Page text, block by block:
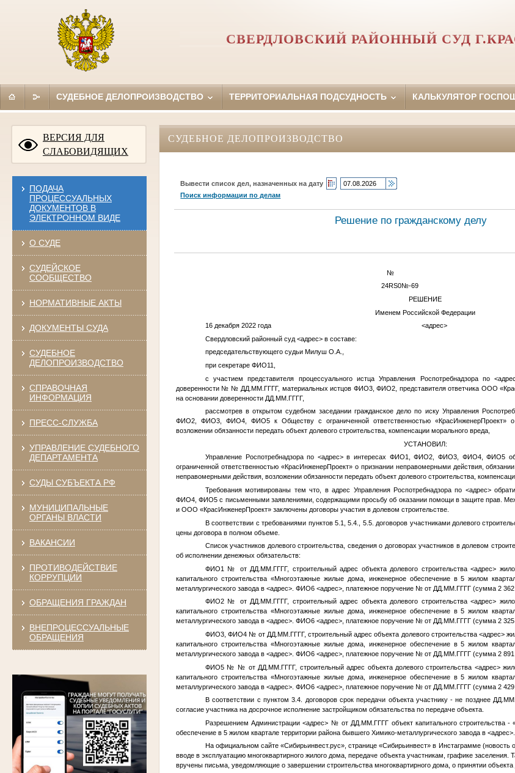
СВЕРДЛОВСКИЙ РАЙОННЫЙ СУД
СУДЕБНОЕ ДЕЛОПРОИЗВОДСТВО ТЕРРИТОРИАЛЬНАЯ ПОДСУДНОСТЬ КАЛЬКУЛЯТОР
ВЕРСИЯ ДЛЯ
СЛАБОВИДЯЩИХ
ПОДАЧА
ПРОЦЕССУАЛЬНЫХ
ДОКУМЕНТОВ В
ЭЛЕКТРОННОМ ВИДЕ
О СУДЕ
СУДЕЙСКОЕ
СООБЩЕСТВО
НОРМАТИВНЫЕ АКТЫ
ДОКУМЕНТЫ СУДА
СУДЕБНОЕ
ДЕЛОПРОИЗВОДСТВО
СПРАВОЧНАЯ
ИНФОРМАЦИЯ
ПРЕСС-СЛУЖБА
УПРАВЛЕНИЕ СУДЕБНОГО
ДЕПАРТАМЕНТА
СУДЫ СУБЪЕКТА РФ
МУНИЦИПАЛЬНЫЕ
ОРГАНЫ ВЛАСТИ
ВАКАНСИИ
ПРОТИВОДЕЙСТВИЕ
КОРРУПЦИИ
ОБРАЩЕНИЯ ГРАЖДАН
ВНЕПРОЦЕССУАЛЬНЫЕ
ОБРАЩЕНИЯ
СУДЕБНОЕ ДЕЛОПРОИЗВОДСТВО
Вывести список дел, назначенных на дату
Поиск информации по делам
Решение по гражданскому делу
№
24RS0№-69
РЕШЕНИЕ
Именем Российской Федерации
16 декабря 2022 года <адрес>
Свердловский районный суд <адрес>в составе:
председательствующего судьи Милуш О.А.,
при секретаре ФИО11
с участием представителя процессуального истца Управления Роспотребнадзора по
доверенности № № ДД.ММ.ГГГГ, материальных истцов ФИО3,ФИО2 , представителя ответчика ООО
на основании доверенности ДД.ММ.ГГГГ,
рассмотрев в открытом судебном заседании гражданское дело по иску Управления
ФИО2, ФИО3, ФИО4 ,ФИО5 к Обществу с ограниченной ответственностью «КрасИнженерПроект»
возложении обязанности передать объект долевого строительства, компенсации морального вреда,
УСТАНОВИЛ:
Управление Роспотребнадзора по <адрес>в интересах ФИО1 ,ФИО2 ФИО3, ФИО4,ФИО5
ограниченной ответственностью «КрасИнженерПроект» о признании неправомерными действия,
неправомерными действия, возложении обязанности передать объект долевого строительства,
Требования мотивированы тем что, в адрес Управления Роспотребнадзора по <адрес>
ФИО4,ФИО5 с письменными заявлениями, содержащими просьбу об оказании помощи в защите прав.
и ООО «КрасИнженерПроект» заключены договоры участия в долевом строительстве.
В соответствии с требованиями пунктов 5.1, 5.4., 5.5. договоров участниками долевого
цены договора в полном объеме.
Список участников долевого строительства, сведения о договорах участников в долевом
об исполнении денежных обязательств:
ФИО1
№ от ДД.ММ.ГГГГ, строительный адрес объекта долевого строительства<адрес>
капитального строительства «Многоэтажные жилые дома, инженерное обеспечение в 5 жилом
металлургического завода в <адрес>. ФИО6 <адрес>, платежное поручение №от ДД.ММ.ГГГГ(сумма 2 362
ФИО2 № от ДД.ММ.ГГГГ, строительный адрес объекта долевого строительства<адрес>
капитального строительства «Многоэтажные жилые дома, инженерное обеспечение в 5 жилом
металлургического завода в <адрес>. ФИО6 <адрес>, платежное поручение №от ДД.ММ.ГГГГ(сумма 2 325
ФИО3,ФИО4 № от ДД.ММ.ГГГГ, строительный адрес объекта долевого строительства <адрес>
капитального строительства «Многоэтажные жилые дома, инженерное обеспечение в 5 жилом
металлургического завода в <адрес>. ФИО6 <адрес>, платежное поручение №от ДД.ММ.ГГГГ(сумма 2 891
ФИО5№ № от ДД.ММ.ГГГГ, строительный адрес объекта долевого строительства <адрес>
капитального строительства «Многоэтажные жилые дома, инженерное обеспечение в 5 жилом
металлургического завода в <адрес>. ФИО6 <адрес>, платежное поручение №от ДД.ММ.ГГГГ(сумма 2 429
В соответствии с пунктом 3.4. договоров срок передачи объекта участнику - не позднее
согласие участника на досрочное исполнение застройщиком обязательства по передаче объекта.
Разрешением Администрации<адрес> № от ДД.ММ.ГГГГ объект капитального
обеспечение в 5 жилом квартале территории района бывшего Химико-металлургического завода в <адрес>.
На официальном сайте «Сибирьинвест.рус», странице «Сибирьинвест» в Инстаграмме (новость
вводе в эксплуатацию многоквартирного жилого дома, передаче объекта участникам, графике заселения.
вручены письма, уведомляющие о завершении строительства многоквартирного дома, о принятии объекта